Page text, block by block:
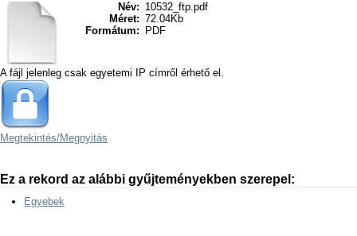
Név: 10532_ftp.pdf
Méret: 72.04Kb
Formátum:
PDF
A fájl jelenleg csak egyetemi IP címről érhető el.
Megtekintés/Megnyitás
Ez a rekord az alábbi gyűjteményekben szerepel:
Egyebek